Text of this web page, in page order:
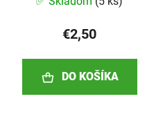
€2,50
DO KOŠÍKA